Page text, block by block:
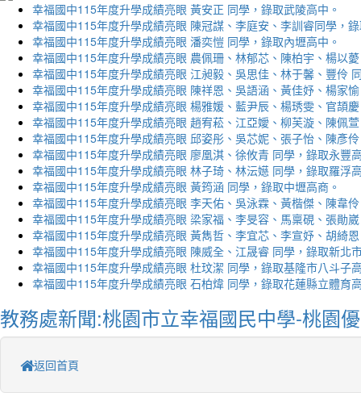
幸福國中115年度升學成績亮眼 黃安正 同學，錄取武陵高中。
幸福國中115年度升學成績亮眼 陳冠謀、李庭安、李訓睿同學，
幸福國中115年度升學成績亮眼 潘奕愷 同學，錄取內壢高中。
幸福國中115年度升學成績亮眼 農佩珊、林郁芯、陳柏宇、楊以
幸福國中115年度升學成績亮眼 江昶毅、吳思佳、林于馨、豐伶
幸福國中115年度升學成績亮眼 陳祥恩、吳語涵、黃佳妤、楊家
幸福國中115年度升學成績亮眼 楊雅媛、藍尹辰、楊琇雯、官頡
幸福國中115年度升學成績亮眼 趙宥菘、江亞嬡、柳芙漩、陳佩
幸福國中115年度升學成績亮眼 邱姿彤、吳芯妮、張子怡、陳彥
幸福國中115年度升學成績亮眼 廖凰淇、徐攸青 同學，錄取永豐
幸福國中115年度升學成績亮眼 林子琦、林沄嬨 同學，錄取羅浮
幸福國中115年度升學成績亮眼 黃筠涵 同學，錄取中壢高商。
幸福國中115年度升學成績亮眼 李天佑、吳泳霖、黃楷傑、陳韋
幸福國中115年度升學成績亮眼 梁家福、李旻容、馬稟硯、張勛
幸福國中115年度升學成績亮眼 黃雋哲、李宜芯、李宣妤、胡綺
幸福國中115年度升學成績亮眼 陳威全、江晟睿 同學，錄取新北
幸福國中115年度升學成績亮眼 杜玟潔 同學，錄取基隆市八斗子
幸福國中115年度升學成績亮眼 石柏煒 同學，錄取花蓮縣立體育
教務處新聞:桃園市立幸福國民中學-桃園
返回首頁